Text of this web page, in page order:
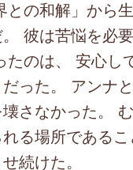
との和解」から
彼は苦悩を必
たのは、 安心し
った。 アンナと
さなかった。
る場所である
続けた。